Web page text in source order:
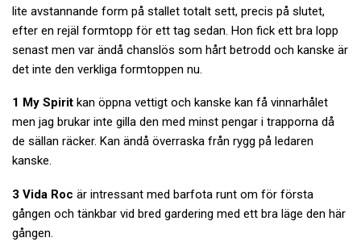
lite avstannande form på stallet totalt sett, precis på slutet,
efter en rejäl formtopp för ett tag sedan. Hon fick ett bra lopp
senast men var ändå chanslös som hårt betrodd och kanske är
det inte den verkliga formtoppen nu.
1 My Spirit kan öppna vettigt och kanske kan få vinnarhålet
men jag brukar inte gilla den med minst pengar i trapporna då
de sällan räcker. Kan ändå överraska från rygg på ledaren
kanske.
3 Vida Roc är intressant med barfota runt om för första
gången och tänkbar vid bred gardering med ett bra läge den här
gången.